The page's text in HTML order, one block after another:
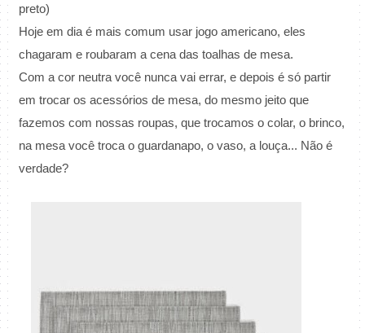
preto)
Hoje em dia é mais comum usar jogo americano, eles
chagaram e roubaram a cena das toalhas de mesa.
Com a cor neutra você nunca vai errar, e depois é só partir
em trocar os acessórios de mesa, do mesmo jeito que
fazemos com nossas roupas, que trocamos o colar, o brinco,
na mesa você troca o guardanapo, o vaso, a louça... Não é
verdade?